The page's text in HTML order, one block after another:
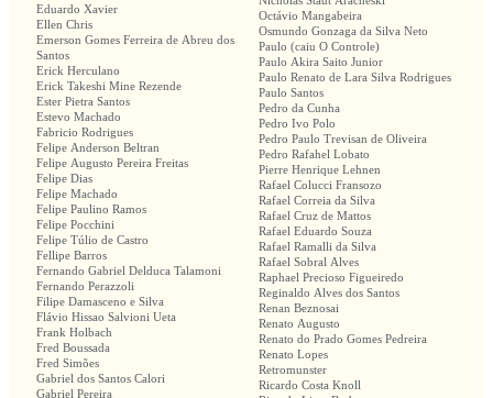
Eduardo Xavier
Ellen Chris
Emerson Gomes Ferreira de Abreu dos
Santos
Erick Herculano
Erick Takeshi Mine Rezende
Ester Pietra Santos
Estevo Machado
Fabricio Rodrigues
Felipe Anderson Beltran
Felipe Augusto Pereira Freitas
Felipe Dias
Felipe Machado
Felipe Paulino Ramos
Felipe Pocchini
Felipe Túlio de Castro
Fellipe Barros
Fernando Gabriel Delduca Talamoni
Fernando Perazzoli
Filipe Damasceno e Silva
Flávio Hissao Salvioni Ueta
Frank Holbach
Fred Boussada
Fred Simões
Gabriel dos Santos Calori
Gabriel Pereira
Octávio Mangabeira
Osmundo Gonzaga da Silva Neto
Paulo (caiu O Controle)
Paulo Akira Saito Junior
Paulo Renato de Lara Silva Rodrigues
Paulo Santos
Pedro da Cunha
Pedro Ivo Polo
Pedro Paulo Trevisan de Oliveira
Pedro Rafahel Lobato
Pierre Henrique Lehnen
Rafael Colucci Fransozo
Rafael Correia da Silva
Rafael Cruz de Mattos
Rafael Eduardo Souza
Rafael Ramalli da Silva
Rafael Sobral Alves
Raphael Precioso Figueiredo
Reginaldo Alves dos Santos
Renan Beznosai
Renato Augusto
Renato do Prado Gomes Pedreira
Renato Lopes
Retromunster
Ricardo Costa Knoll